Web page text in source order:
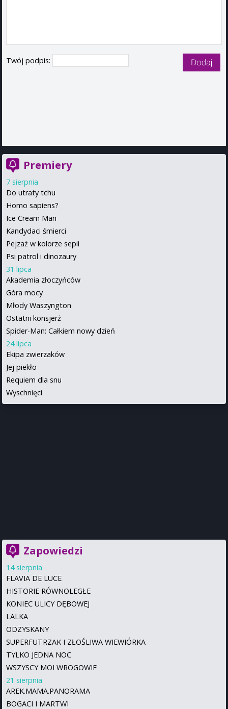
Twój podpis:
Premiery
7 sierpnia
Do utraty tchu
Homo sapiens?
Ice Cream Man
Kandydaci śmierci
Pejzaż w kolorze sepii
Psi patrol i dinozaury
31 lipca
Akademia złoczyńców
Góra mocy
Młody Waszyngton
Ostatni konsjerż
Spider-Man: Całkiem nowy dzień
24 lipca
Ekipa zwierzaków
Jej piekło
Requiem dla snu
Wyschnięci
Zapowiedzi
14 sierpnia
FLAVIA DE LUCE
HISTORIE RÓWNOLEGŁE
KONIEC ULICY DĘBOWEJ
LALKA
ODZYSKANY
SUPERFUTRZAK I ZŁOŚLIWA WIEWIÓRKA
TYLKO JEDNA NOC
WSZYSCY MOI WROGOWIE
21 sierpnia
AREK.MAMA.PANORAMA
BOGACI I MARTWI